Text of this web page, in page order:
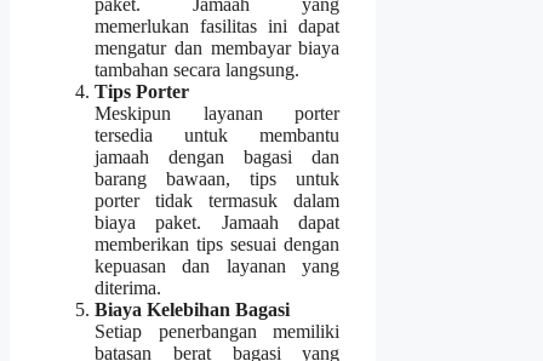
memerlukan fasilitas ini dapat
mengatur dan membayar biaya
tambahan secara langsung.
Tips Porter
Meskipun layanan porter
tersedia untuk membantu
jamaah dengan bagasi dan
barang bawaan, tips untuk
porter tidak termasuk dalam
biaya paket. Jamaah dapat
memberikan tips sesuai dengan
kepuasan dan layanan yang
diterima.
Biaya Kelebihan Bagasi
Setiap penerbangan memiliki
batasan berat bagasi yang